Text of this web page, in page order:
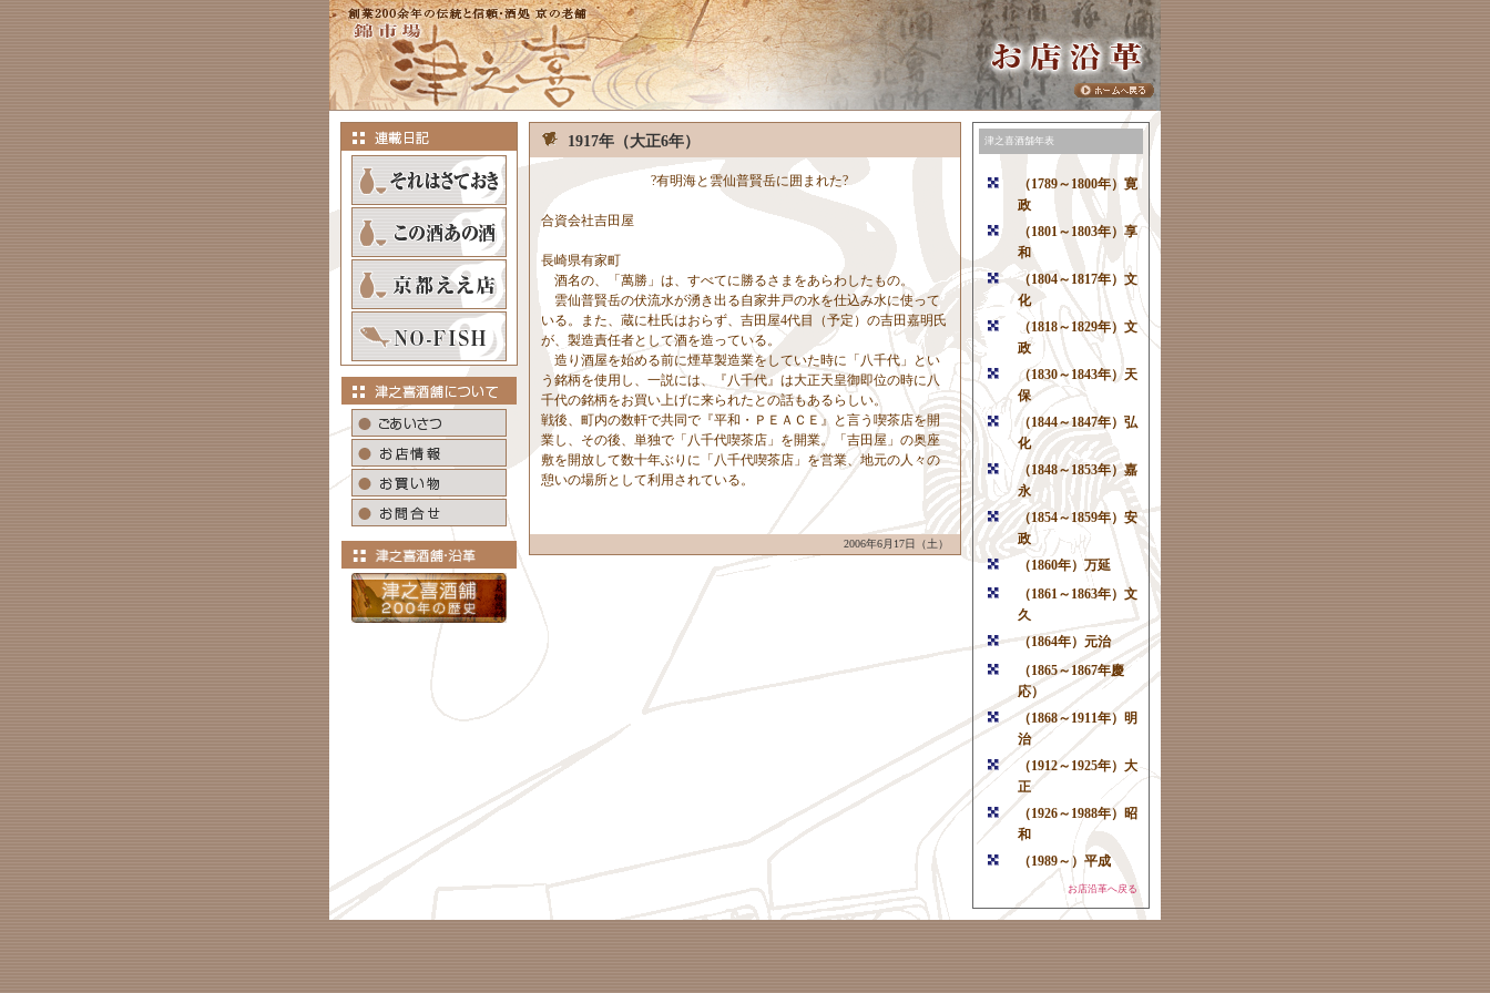
1917年（大正6年）
?有明海と雲仙普賢岳に囲まれた?
合資会社吉田屋
長崎県有家町
酒名の、「萬勝」は、すべてに勝るさまをあらわしたもの。
雲仙普賢岳の伏流水が湧き出る自家井戸の水を仕込み水に使って
いる。また、蔵に杜氏はおらず、吉田屋4代目（予定）の吉田嘉明氏
が、製造責任者として酒を造っている。
造り酒屋を始める前に煙草製造業をしていた時に「八千代」とい
う銘柄を使用し、一説には、『八千代』は大正天皇御即位の時に八
千代の銘柄をお買い上げに来られたとの話もあるらしい。
戦後、町内の数軒で共同で『平和・ＰＥＡＣＥ』と言う喫茶店を開
業し、その後、単独で「八千代喫茶店」を開業。「吉田屋」の奥座
敷を開放して数十年ぶりに「八千代喫茶店」を営業、地元の人々の
憩いの場所として利用されている。
2006年6月17日（土）
津之喜酒舗年表
（1789～1800年）寛
政
（1801～1803年）享
和
（1804～1817年）文
化
（1818～1829年）文
政
（1830～1843年）天
保
（1844～1847年）弘
化
（1848～1853年）嘉
永
（1854～1859年）安
政
（1860年）万延
（1861～1863年）文
久
（1864年）元治
（1865～1867年慶
応）
（1868～1911年）明
治
（1912～1925年）大
正
（1926～1988年）昭
和
（1989～）平成
お店沿革へ戻る